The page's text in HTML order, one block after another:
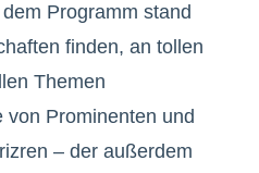
Programm stand
finden, an tollen
Themen
Prominenten und
– der außerdem